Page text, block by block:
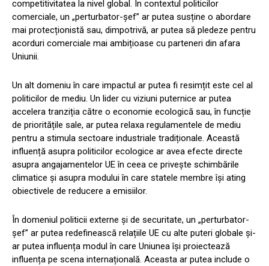
competitivitatea la nivel global. În contextul politicilor
comerciale, un „perturbator-șef” ar putea susține o abordare
mai protecționistă sau, dimpotrivă, ar putea să pledeze pentru
acorduri comerciale mai ambițioase cu parteneri din afara
Uniunii.
Un alt domeniu în care impactul ar putea fi resimțit este cel al
politicilor de mediu. Un lider cu viziuni puternice ar putea
accelera tranziția către o economie ecologică sau, în funcție
de prioritățile sale, ar putea relaxa regulamentele de mediu
pentru a stimula sectoare industriale tradiționale. Această
influență asupra politicilor ecologice ar avea efecte directe
asupra angajamentelor UE în ceea ce privește schimbările
climatice și asupra modului în care statele membre își ating
obiectivele de reducere a emisiilor.
În domeniul politicii externe și de securitate, un „perturbator-
șef” ar putea redefinească relațiile UE cu alte puteri globale și-
ar putea influența modul în care Uniunea își proiectează
influența pe scena internațională. Aceasta ar putea include o